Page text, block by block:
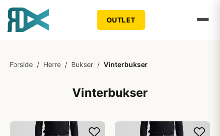
OUTLET
Forside / Herre / Bukser / Vinterbukser
Vinterbukser